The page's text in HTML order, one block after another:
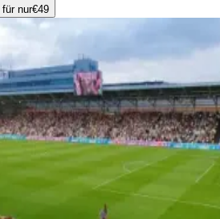
nur€49